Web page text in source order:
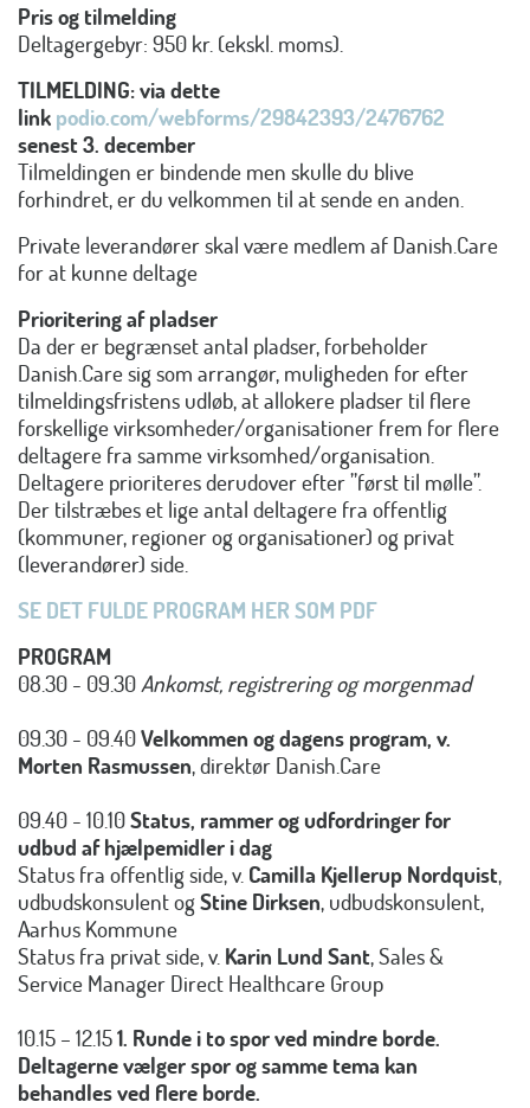
Pris og tilmelding
Deltagergebyr: 950 kr. (ekskl. moms).
TILMELDING: via dette
link podio.com/webforms/29842393/2476762
senest 3. december
Tilmeldingen er bindende men skulle du blive
forhindret, er du velkommen til at sende en anden.
Private leverandører skal være medlem af Danish.Care
for at kunne deltage
Prioritering af pladser
Da der er begrænset antal pladser, forbeholder
Danish.Care sig som arrangør, muligheden for efter
tilmeldingsfristens udløb, at allokere pladser til flere
forskellige virksomheder/organisationer frem for flere
deltagere fra samme virksomhed/organisation.
Deltagere prioriteres derudover efter ”først til mølle”.
Der tilstræbes et lige antal deltagere fra offentlig
(kommuner, regioner og organisationer) og privat
(leverandører) side.
SE DET FULDE PROGRAM HER SOM PDF
PROGRAM
08.30 - 09.30Ankomst, registrering og morgenmad
09.30 - 09.40Velkommen og dagens program, v.
Morten Rasmussen, direktør Danish.Care
09.40 - 10.10Status, rammer og udfordringer for
udbud af hjælpemidler i dag
Status fra offentlig side, v. Camilla Kjellerup Nordquist,
udbudskonsulent ogStine Dirksen, udbudskonsulent,
Aarhus Kommune
Status fra privat side, v. Karin Lund Sant, Sales &
Service Manager Direct Healthcare Group
10.15 – 12.151. Runde i to spor ved mindre borde.
Deltagerne vælger spor og samme tema kan
behandles ved flere borde.